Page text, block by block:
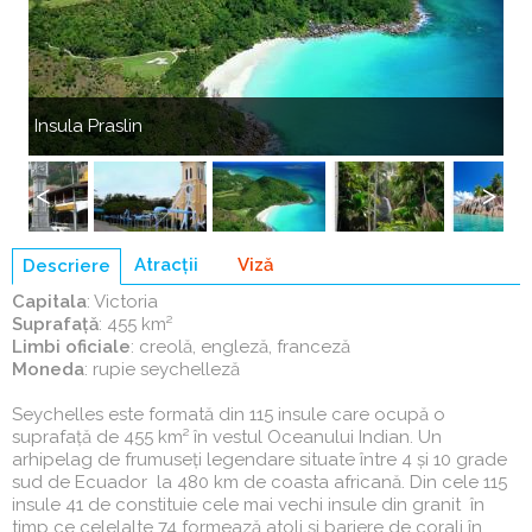
Insula Praslin
Anterior
Anterior
Descriere
activ)
Atracții
Viză
Capitala: Victoria
Suprafaţă: 455 km²
Limbi oficiale: creolă, engleză, franceză
Moneda: rupie seychelleză
Seychelles este formată din 115 insule care ocupă o
suprafaţă de 455 km² în vestul Oceanului Indian. Un
arhipelag de frumuseţi legendare situate între 4 şi 10 grade
sud de Ecuador la 480 km de coasta africană. Din cele 115
insule 41 de constituie cele mai vechi insule din granit în
timp ce celelalte 74 formează atoli şi bariere de corali în